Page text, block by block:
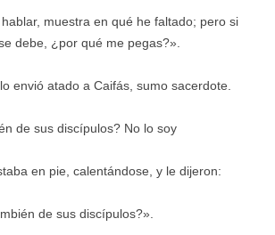
muestra en qué he faltado; pero si
debe, ¿por qué me pegas?».
envió atado a Caifás, sumo sacerdote.
de sus discípulos? No lo soy
en pie, calentándose, y le dijeron:
de sus discípulos?».